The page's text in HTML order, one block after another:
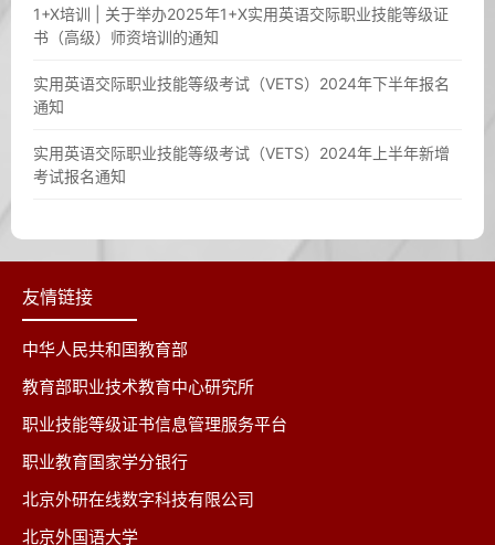
1+X培训 | 关于举办2025年1+X实用英语交际职业技能等级证
书（高级）师资培训的通知
实用英语交际职业技能等级考试（VETS）2024年下半年报名
通知
实用英语交际职业技能等级考试（VETS）2024年上半年新增
考试报名通知
友情链接
中华人民共和国教育部
教育部职业技术教育中心研究所
职业技能等级证书信息管理服务平台
职业教育国家学分银行
北京外研在线数字科技有限公司
北京外国语大学